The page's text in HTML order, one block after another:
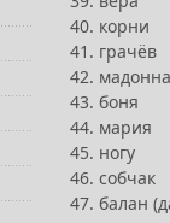
40. корни
41. грачёв
42. мадонна
43. боня
44. мария
45. ногу
46. собчак
47. балан